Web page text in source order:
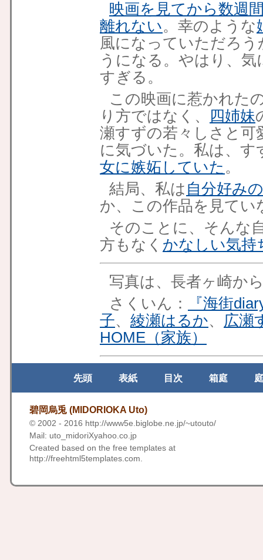
映画を見てから数週
離れない。幸のような
風になっていただろ
うになる。 やはり、気
すぎる。
この映画に惹かれた
り方ではなく、
四姉妹
瀬すずの若々しさと
に気づいた 。私は、す
女に嫉妬していた 。
結局、私は 自分好み
か、この作品を見てい
そのことに、そんな
方もなく かなしい気持
写真は、長者ヶ崎か
さくいん：
『海街
子、 綾瀬はるか、 広瀬
HOME（家族）
先頭 表紙 目次 箱庭
碧岡烏兎 (MIDORIOKA Uto)
© 2002 - 2016 http://www5e.biglobe.ne.jp/~utouto/
Mail: uto_midoriXyahoo.co.jp
Created based on the free templates at
http://freehtml5templates.com